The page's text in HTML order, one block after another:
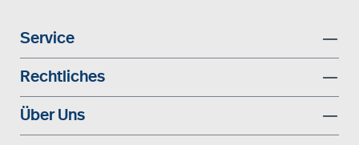
Service
Rechtliches
Über Uns